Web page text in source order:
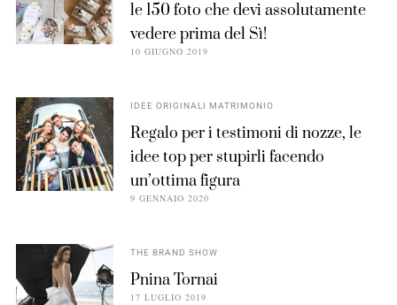
le 150 foto che devi assolutamente
vedere prima del Sì!
10 GIUGNO 2019
IDEE ORIGINALI MATRIMONIO
Regalo per i testimoni di nozze, le
idee top per stupirli facendo
un’ottima figura
9 GENNAIO 2020
THE BRAND SHOW
Pnina Tornai
17 LUGLIO 2019